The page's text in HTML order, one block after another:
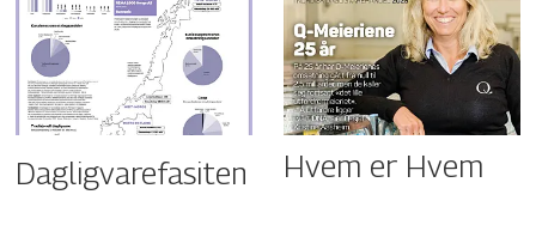
Dagligvarefasiten Hvem er Hvem